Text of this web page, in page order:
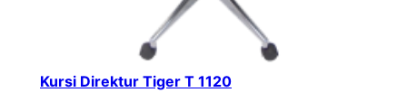
Kursi Direktur Tiger T 1120